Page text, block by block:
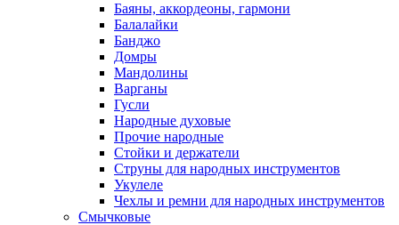
Баяны, аккордеоны, гармони
Балалайки
Банджо
Домры
Мандолины
Варганы
Гусли
Народные духовые
Прочие народные
Стойки и держатели
Струны для народных инструментов
Укулеле
Чехлы и ремни для народных инструментов
Смычковые